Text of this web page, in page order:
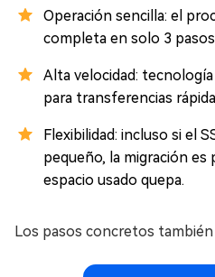
Operación sencilla: el
completa en solo 3
Alta velocidad:
para transferencias
Flexibilidad: incluso si el
pequeño, la migración es
espacio usado quepa.
Los pasos concretos